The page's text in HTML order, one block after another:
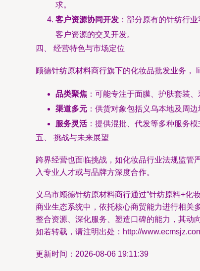
求。
客户资源协同开发 ：部分原有的针纺行
客户资源的交叉开发。
四、 经营特色与市场定位
顾德针纺原材料商行旗下的化妆品批发业务，
品类聚焦 ：可能专注于面膜、护肤套装
渠道多元 ：供货对象包括义乌本地及周
服务灵活：提供混批、代发等多种服务
五、 挑战与未来展望
跨界经营也面临挑战，如化妆品行业法规监管
入专业人才或与品牌方深度合作。
义乌市顾德针纺原材料商行通过“针纺原料+
商业生态系统中，依托核心商贸能力进行相关
整合资源、深化服务、塑造口碑的能力，其动
如若转载，请注明出处：http://
更新时间：2026-08-06 19:11:39